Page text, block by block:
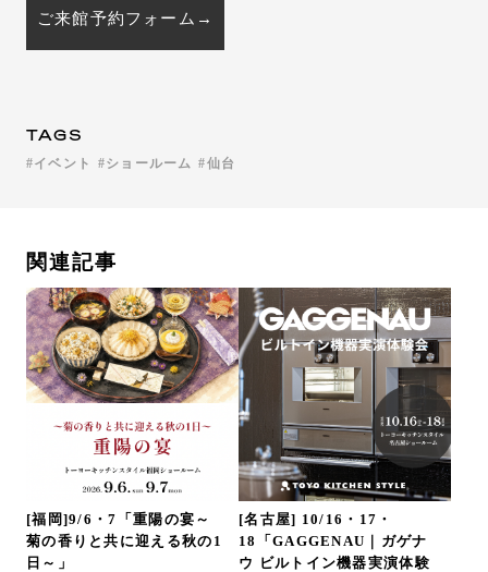
ご来館予約フォーム→
TAGS
イベント ショールーム 仙台
関連記事
[福岡]9/6・7「重陽の宴～
菊の香りと共に迎える秋の1
日～」
[名古屋] 10/16・17・
18「GAGGENAU｜ガゲナ
ウ ビルトイン機器実演体験